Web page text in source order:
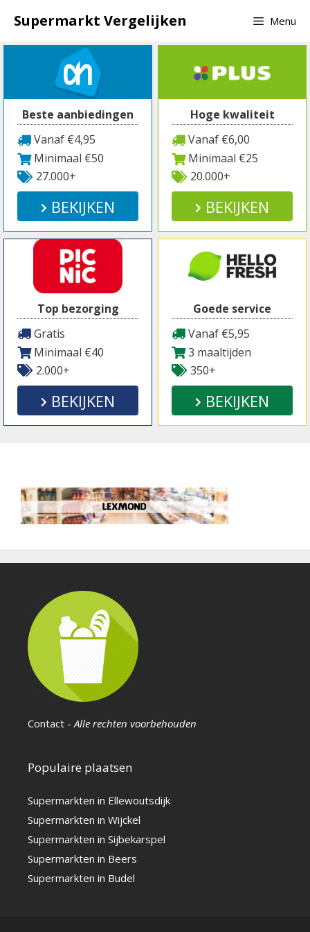
naar
inhoud
Supermarkt Vergelijken Menu
Beste aanbiedingen
Vanaf €4,95
Minimaal €50
27.000+
BEKIJKEN
Hoge kwaliteit
Vanaf €6,00
Minimaal €25
20.000+
BEKIJKEN
Top bezorging
Gratis
Minimaal €40
2.000+
BEKIJKEN
Goede service
Vanaf €5,95
3 maaltijden
350+
BEKIJKEN
Contact - Alle rechten voorbehouden
Populaire plaatsen
Supermarkten in Ellewoutsdijk
Supermarkten in Wijckel
Supermarkten in Sijbekarspel
Supermarkten in Beers
Supermarkten in Budel